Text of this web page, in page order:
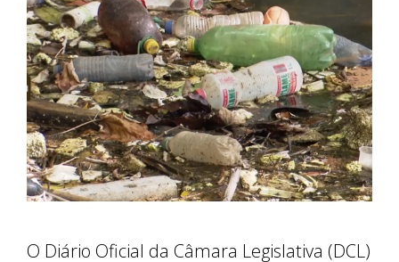
O Diário Oficial da Câmara Legislativa (DCL)